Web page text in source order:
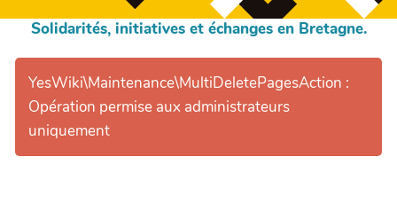
Solidarités, initiatives et échanges en Bretagne.
YesWiki\Maintenance\MultiDeletePagesAction :
Opération permise aux administrateurs
uniquement